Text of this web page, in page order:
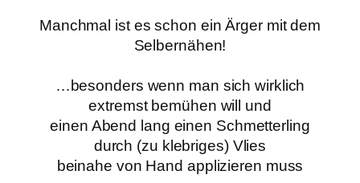
Manchmal ist es schon ein Ärger mit dem
Selbernähen!
…besonders wenn man sich wirklich
extremst bemühen will und
einen Abend lang einen Schmetterling
durch (zu klebriges) Vlies
beinahe von Hand applizieren muss